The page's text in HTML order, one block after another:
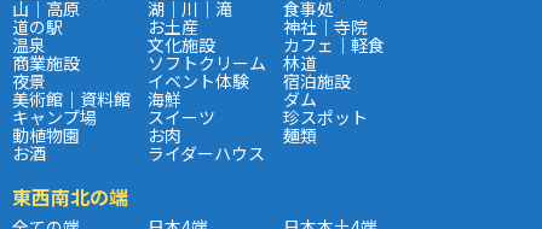
山｜高原 湖｜川｜滝 食事処
道の駅 お土産 神社｜寺院
温泉 文化施設 カフェ｜軽食
商業施設 ソフトクリーム 林道
夜景 イベント体験 宿泊施設
美術館｜資料館 海鮮 ダム
キャンプ場 スイーツ 珍スポット
動植物園 お肉 麺類
お酒 ライダーハウス
東西南北の端